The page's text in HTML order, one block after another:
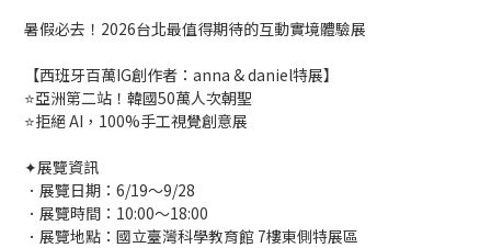
暑假必去！2026台北最值得期待的互動實境體驗展
【西班牙百萬IG創作者：anna & daniel特展】
⭐️亞洲第二站！韓國50萬人次朝聖
⭐️拒絕 AI，100%手工視覺創意展
✦展覽資訊
．展覽日期：6/19～9/28
．展覽時間：10:00～18:00
．展覽地點：國立臺灣科學教育館 7樓東側特展區